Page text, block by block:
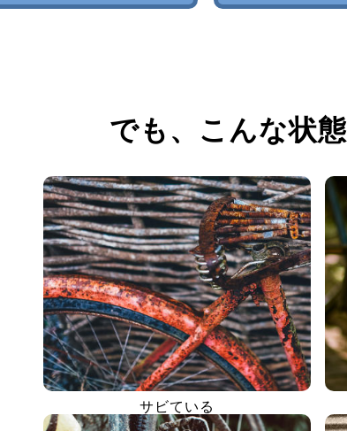
でも、 こんな状
サビている